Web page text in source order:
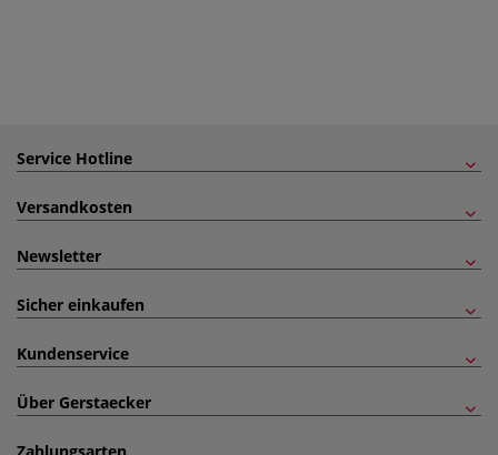
Service Hotline
Versandkosten
Newsletter
Sicher einkaufen
Kundenservice
Über Gerstaecker